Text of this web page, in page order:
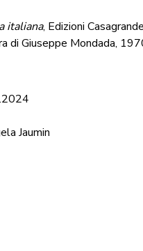
italiana, Edizioni
di Giuseppe Mondada,
Jaumin